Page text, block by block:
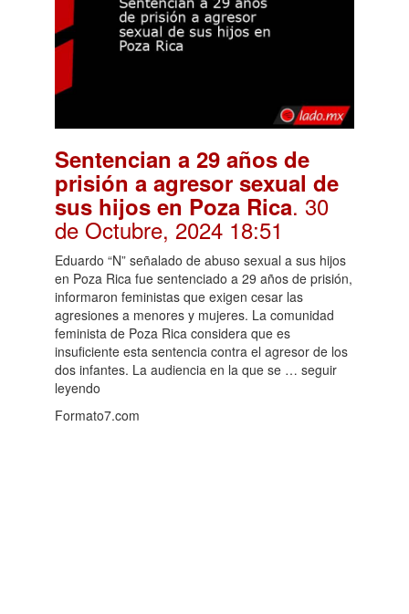
Sentencian a 29 años de
prisión a agresor sexual de
sus hijos en Poza Rica. 30
de Octubre, 2024 18:51
Eduardo “N” señalado de abuso sexual a sus hijos
en Poza Rica fue sentenciado a 29 años de prisión,
informaron feministas que exigen cesar las
agresiones a menores y mujeres. La comunidad
feminista de Poza Rica considera que es
insuficiente esta sentencia contra el agresor de los
dos infantes. La audiencia en la que se … seguir
leyendo
Formato7.com